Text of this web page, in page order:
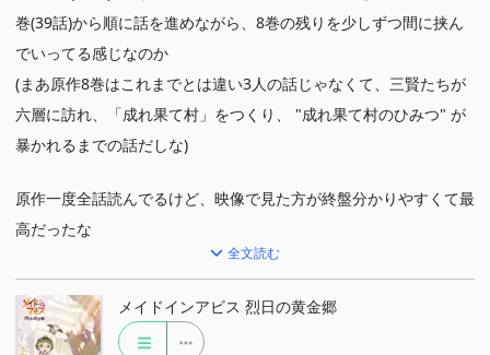
巻(39話)から順に話を進めながら、8巻の残りを少しずつ間に挟ん
でいってる感じなのか
(まあ原作8巻はこれまでとは違い3人の話じゃなくて、三賢たちが
六層に訪れ、「成れ果て村」をつくり、 "成れ果て村のひみつ" が
暴かれるまでの話だしな)
原作一度全話読んでるけど、映像で見た方が終盤分かりやすくて最
高だったな
(原作単行本には映像化されていないおまけ漫画があるので、原作
を読むのも◎)
エンドカードイラスト
全文読む
メイドインアビス 烈日の黄金郷